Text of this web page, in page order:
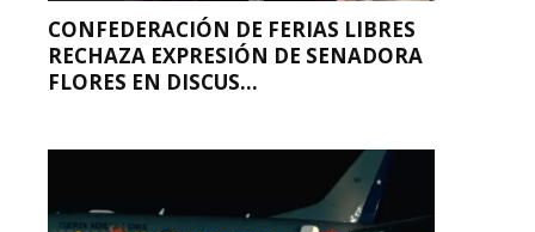
CONFEDERACIÓN DE FERIAS LIBRES
RECHAZA EXPRESIÓN DE SENADORA
FLORES EN DISCUS...